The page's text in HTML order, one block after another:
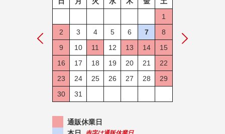
1
2
3 4 5 6 7
8
9
10 11 12 13 14
15
16
17 18 19 20 21
22
23
24 25 26 27 28
29
30
31
通販休業日